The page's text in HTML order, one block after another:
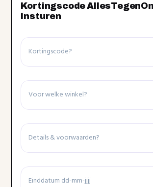
Kortingscode
insturen
Kortingscode
Winkel
Details
voorwaarden
Einddatum